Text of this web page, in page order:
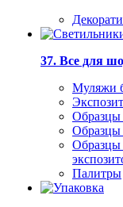
37. Все для
Муляжи
Образцы
Образцы
Палитры